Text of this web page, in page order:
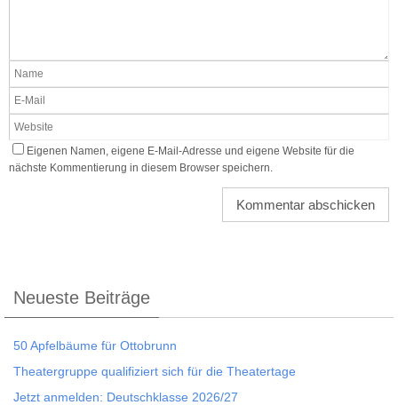
Eigenen Namen, eigene E-Mail-Adresse und eigene Website für die
nächste Kommentierung in diesem Browser speichern.
Neueste Beiträge
50 Apfelbäume für Ottobrunn
Theatergruppe qualifiziert sich für die Theatertage
Jetzt anmelden: Deutschklasse 2026/27